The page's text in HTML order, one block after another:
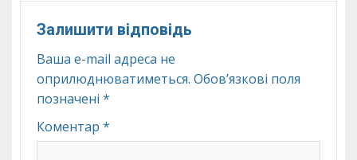
Залишити відповідь
Ваша e-mail адреса не
оприлюднюватиметься. Обов’язкові поля
позначені *
Коментар *